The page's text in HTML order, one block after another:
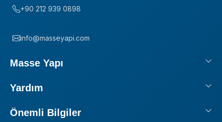
+90 212 939 0898
info@masseyapi.com
Masse Yapı
Yardım
Önemli Bilgiler